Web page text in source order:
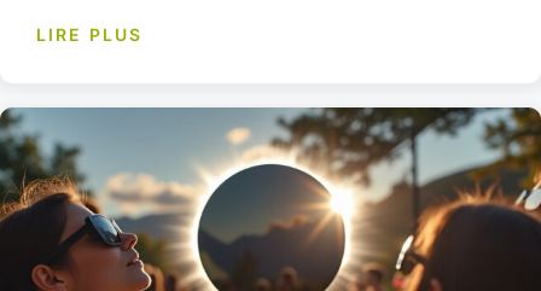
LIRE PLUS